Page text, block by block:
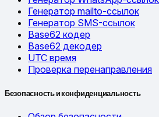
Генератор mailto-ссылок
Генератор SMS-ссылок
Base62 кодер
Base62 декодер
UTC время
Проверка перенаправления
Безопасность и конфиденциальность